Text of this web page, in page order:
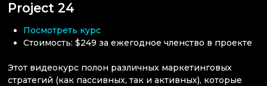
Project 24
Посмотреть курс
Стоимость: $249 за ежегодное членство в проекте
Этот видеокурс полон различных маркетинговых
стратегий (как пассивных, так и активных), которые